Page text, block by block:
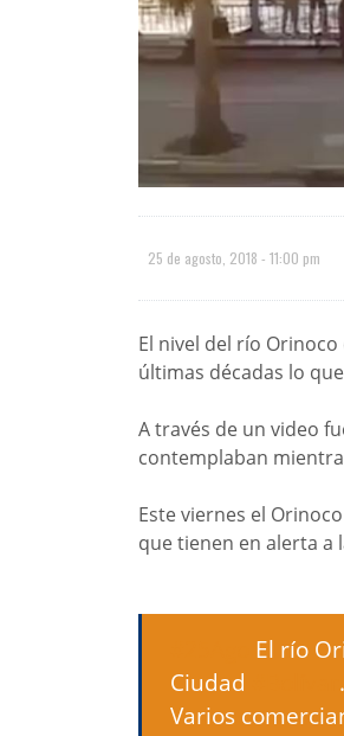
25 de agosto, 2018 - 11:00 pm
El nivel del río
últimas décadas lo
A través de un video
contemplaban
Este viernes el
que tienen en alerta a
El río
Ciudad
.
Varios